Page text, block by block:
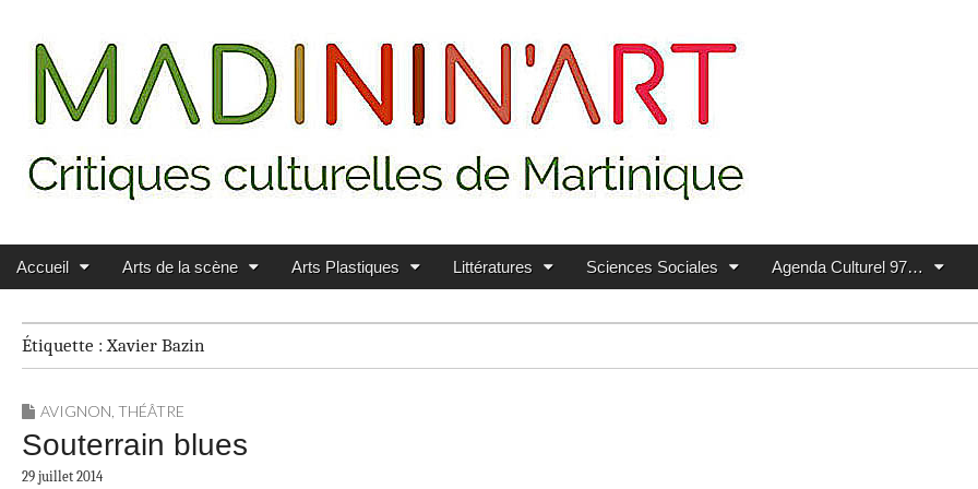
MADININ'ART
Main menu
Skip to content
Accueil Arts de la scène Arts Plastiques Littératures Sciences Sociales Agenda Culturel 97…
Étiquette :Xavier Bazin
AVIGNON THÉÂTRE
Souterrain blues
29 juillet 2014